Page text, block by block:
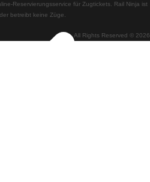
nach Braga
nach Lissabon All Rights Reserved © 2026
Reservierungsservice für Zugtickets. Rail Ninja ist
betreibt keine Züge.